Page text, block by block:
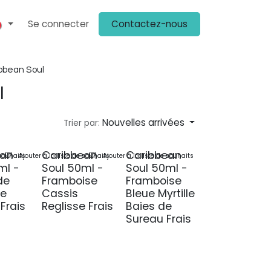
CLIENT PLV KIT MÉDIA ON PARLE DE NOUS
Se connecter Contactez-nous
Soul
Trier par: Nouvelles arrivées
-
Caribbean
Soul 50ml -
Framboise
Cassis
Reglisse Frais
Ajouter à la liste de souhaits
Caribbean
Soul 50ml -
Framboise
Bleue Myrtille
Baies de
Sureau Frais
Ajouter à la liste de souhaits